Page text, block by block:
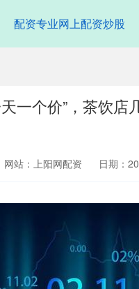
配资专业网上配资炒股
一个价”，茶饮
网站：上阳网配资 日期：